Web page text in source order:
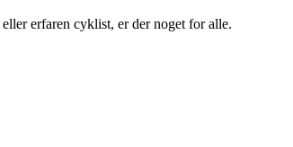
erfaren cyklist, er der noget for alle.